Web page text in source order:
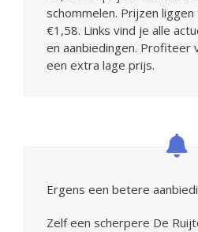
schommelen. Prijzen
€1,58. Links vind je alle
en aanbiedingen. Profiteer
een extra lage prijs.
Ergens een betere
Zelf een scherpere De